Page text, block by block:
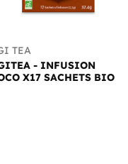
TEA
- INFUSION
X17 SACHETS BIO